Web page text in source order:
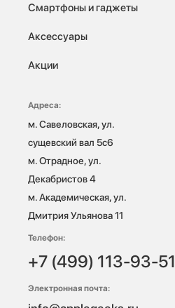
Смартфоны и гаджеты
Аксессуары
Акции
Адреса:
м. Савеловская, ул.
сущевский вал 5с6
м. Отрадное, ул.
Декабристов 4
м. Академическая, ул.
Дмитрия Ульянова 11
Телефон:
+7 (499) 113-93-51
Электронная почта: